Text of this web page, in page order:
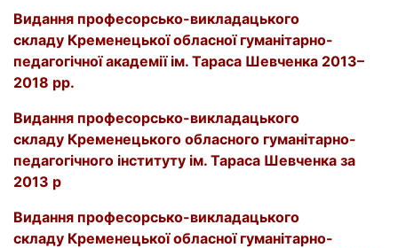
Видання професорсько-викладацького
складу Кременецької обласної гуманітарно-
педагогічної академії ім. Тараса Шевченка 2013–
2018 рр.
Видання професорсько-викладацького
складу Кременецького обласного гуманітарно-
педагогічного інституту ім. Тараса Шевченка за
2013 р
Видання професорсько-викладацького
складу Кременецької обласної гуманітарно-